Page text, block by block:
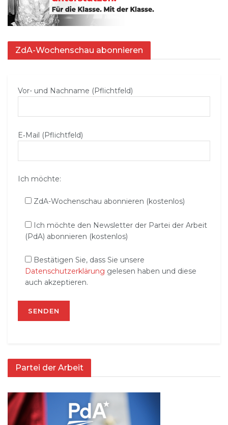
ZdA-Wochenschau abonnieren
Vor- und Nachname (Pflichtfeld)
E‑Mail (Pflichtfeld)
Ich möchte:
ZdA-Wochenschau abonnieren (kostenlos)
Ich möchte den Newsletter der Partei der Arbeit
(PdA) abonnieren (kostenlos)
Bestätigen Sie, dass Sie unsere
Datenschutzerklärung gelesen haben und diese
auch akzeptieren.
Partei der Arbeit